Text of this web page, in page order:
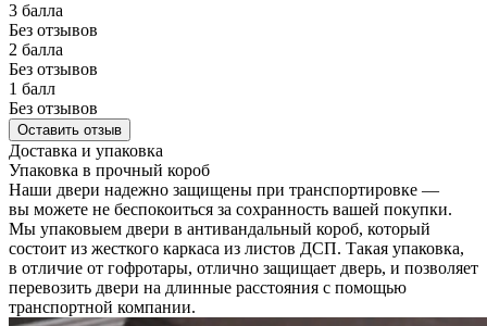
3 балла
Без отзывов
2 балла
Без отзывов
1 балл
Без отзывов
Оставить отзыв
Доставка и упаковка
Упаковка в прочный короб
Наши двери надежно защищены при транспортировке —
вы можете не беспокоиться за сохранность вашей покупки.
Мы упаковыем двери в антивандальный короб, который
состоит из жесткого каркаса из листов ДСП. Такая упаковка,
в отличие от гофротары, отлично защищает дверь, и позволяет
перевозить двери на длинные расстояния с помощью
транспортной компании.